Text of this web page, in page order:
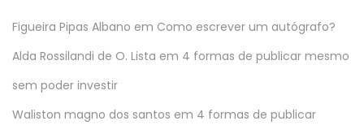
Figueira Pipas Albano em Como escrever um autógrafo?
Alda Rossilandi de O. Lista em 4 formas de publicar mesmo
sem poder investir
Waliston magno dos santos em 4 formas de publicar